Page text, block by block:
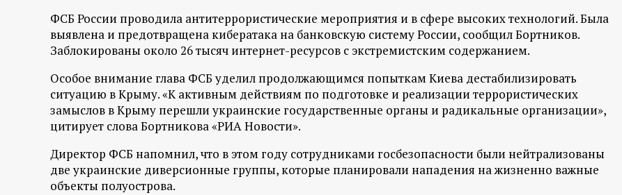
р
т
а
л
ФСБ России проводила антитеррористические мероприятия и в сфере высоких технологий. Была
выявлена и предотвращена кибератака на банковскую систему России, сообщил Бортников.
Заблокированы около 26 тысяч интернет-ресурсов с экстремистским содержанием.
Особое внимание глава ФСБ уделил продолжающимся попыткам Киева дестабилизировать
ситуацию в Крыму. «К активным действиям по подготовке и реализации террористических
замыслов в Крыму перешли украинские государственные органы и радикальные организации»,
цитирует слова Бортникова «РИА Новости».
Директор ФСБ напомнил, что в этом году сотрудниками госбезопасности были нейтрализованы
две украинские диверсионные группы, которые планировали нападения на жизненно важные
объекты полуострова.